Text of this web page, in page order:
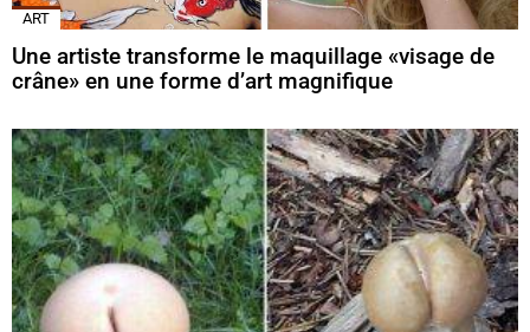
ART
Une artiste transforme le maquillage «visage de
crâne» en une forme d’art magnifique